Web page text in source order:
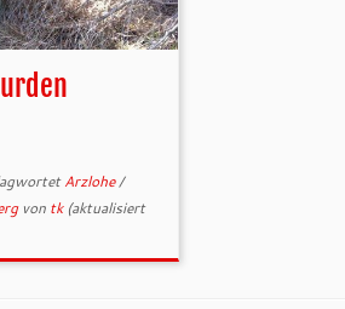
Arzlohe/
von tk(aktualisiert